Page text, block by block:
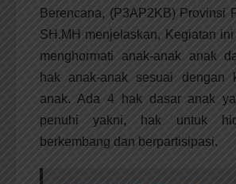
Berencana, (P3AP2KB) Provinsi
SH.MH menjelaskan, Kegiatan
menghormati anak-anak anak
hak anak-anak sesuai dengan
anak. Ada 4 hak dasar anak
penuhi yakni, hak untuk
berkembang dan berpartisipasi.